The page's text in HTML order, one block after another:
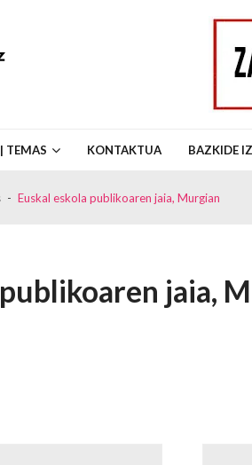
Batuz Auzo
TEMAS KONTAKTUA BAZKIDE
Euskal eskola publikoaren jaia, Murgian
jaia,